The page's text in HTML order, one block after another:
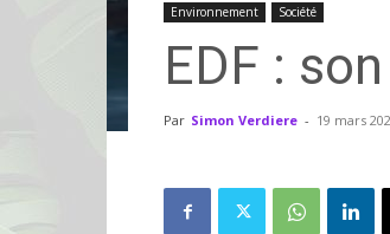
Environnement Société
EDF :
Par Simon Verdiere - 19 mars